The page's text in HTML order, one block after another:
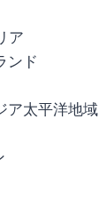
ア
ンド
ア太平洋地域